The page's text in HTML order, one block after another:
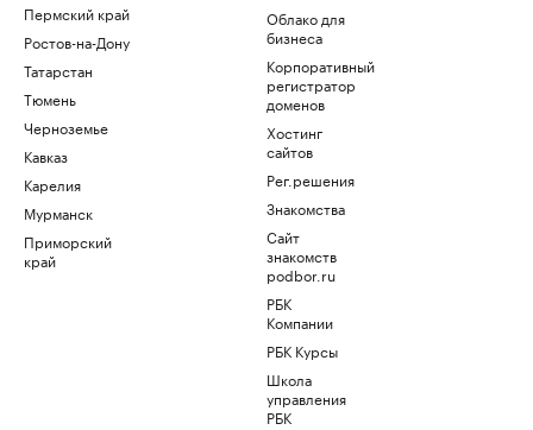
Пермский край
Ростов-на-Дону
Татарстан
Тюмень
Черноземье
Кавказ
Карелия
Мурманск
Приморский
край
Облако для
бизнеса
Корпоративный
регистратор
доменов
Хостинг
сайтов
Рег.решения
Знакомства
Сайт
знакомств
podbor.ru
РБК
Компании
РБК Курсы
Школа
управления
РБК